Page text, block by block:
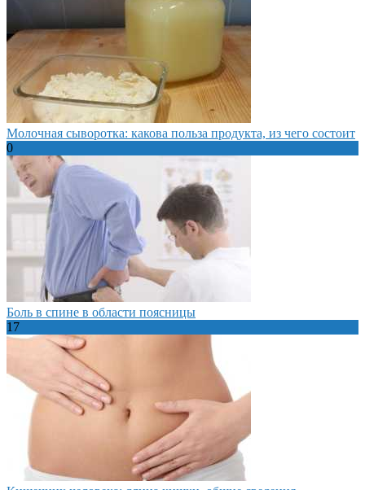
Молочная сыворотка: какова польза продукта, из чего состоит
0
Боль в спине в области поясницы
17